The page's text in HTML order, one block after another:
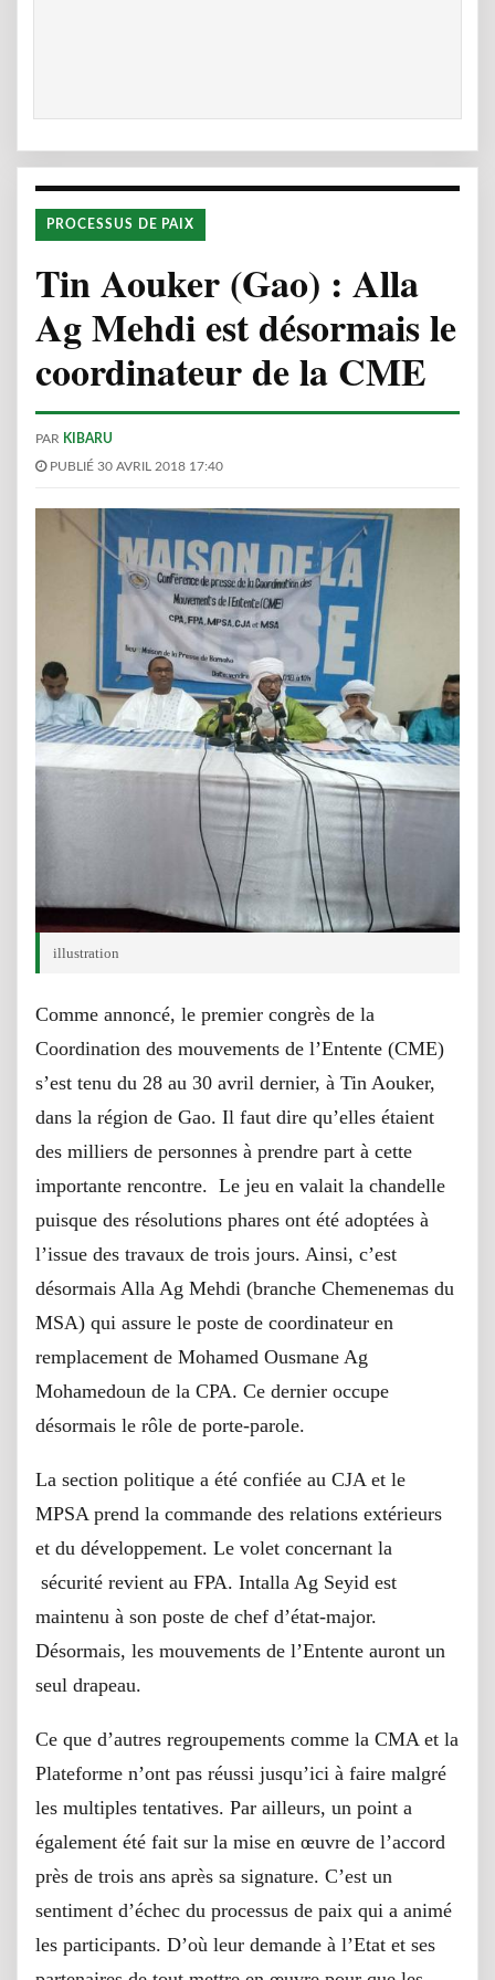
PROCESSUS DE PAIX
Tin Aouker (Gao) : Alla
Ag Mehdi est désormais le
coordinateur de la CME
PAR KIBARU
PUBLIÉ 30 AVRIL 2018 17:40
illustration
Comme annoncé, le premier congrès de la
Coordination des mouvements de l’Entente (CME)
s’est tenu du 28 au 30 avril dernier, à Tin Aouker,
dans la région de Gao. Il faut dire qu’elles étaient
des milliers de personnes à prendre part à cette
importante rencontre. Le jeu en valait la chandelle
puisque des résolutions phares ont été adoptées à
l’issue des travaux de trois jours. Ainsi, c’est
désormais Alla Ag Mehdi (branche Chemenemas du
MSA) qui assure le poste de coordinateur en
remplacement de Mohamed Ousmane Ag
Mohamedoun de la CPA. Ce dernier occupe
désormais le rôle de porte-parole.
La section politique a été confiée au CJA et le
MPSA prend la commande des relations extérieurs
et du développement. Le volet concernant la
sécurité revient au FPA. Intalla Ag Seyid est
maintenu à son poste de chef d’état-major.
Désormais, les mouvements de l’Entente auront un
seul drapeau.
Ce que d’autres regroupements comme la CMA et la
Plateforme n’ont pas réussi jusqu’ici à faire malgré
les multiples tentatives. Par ailleurs, un point a
également été fait sur la mise en œuvre de l’accord
près de trois ans après sa signature. C’est un
sentiment d’échec du processus de paix qui a animé
les participants. D’où leur demande à l’Etat et ses